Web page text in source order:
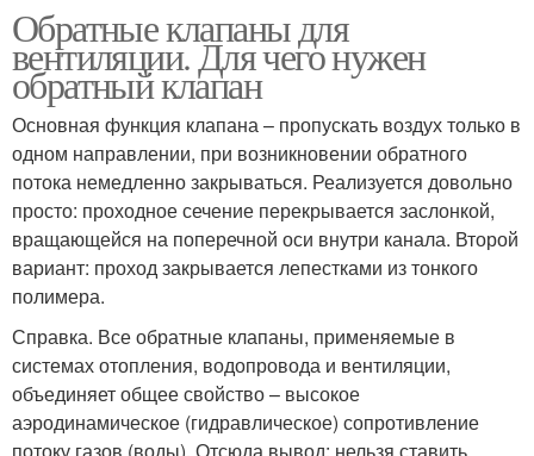
Обратные клапаны для
вентиляции. Для чего нужен
обратный клапан
Основная функция клапана – пропускать воздух только в
одном направлении, при возникновении обратного
потока немедленно закрываться. Реализуется довольно
просто: проходное сечение перекрывается заслонкой,
вращающейся на поперечной оси внутри канала. Второй
вариант: проход закрывается лепестками из тонкого
полимера.
Справка. Все обратные клапаны, применяемые в
системах отопления, водопровода и вентиляции,
объединяет общее свойство – высокое
аэродинамическое (гидравлическое) сопротивление